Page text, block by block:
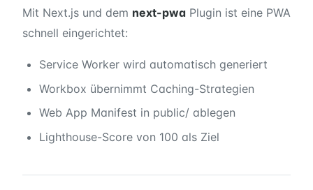
Mit Next.js und dem next-pwa Plugin ist eine PWA
schnell eingerichtet:
Service Worker wird automatisch generiert
Workbox übernimmt Caching-Strategien
Web App Manifest in public/ ablegen
Lighthouse-Score von 100 als Ziel